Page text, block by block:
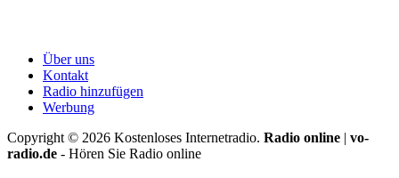
Über uns
Kontakt
Radio hinzufügen
Werbung
Copyright © 2026 Kostenloses Internetradio. Radio online | vo-
radio.de - Hören Sie Radio online